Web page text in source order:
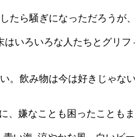
ら騒ぎになっただろうが
いろいろな人たちとグリフ
飲み物は今は好きじゃな
嫌なことも困ったことも